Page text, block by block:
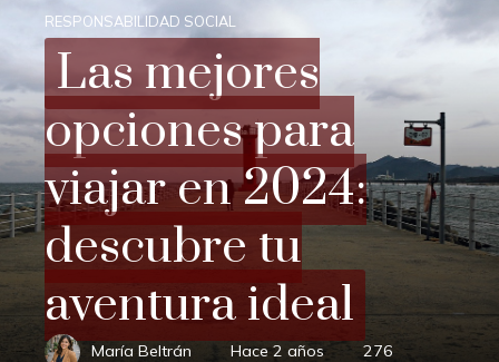
RESPONSABILIDAD SOCIAL
Las mejores
opciones para
viajar en 2024:
descubre tu
aventura ideal
María Beltrán Hace 2 años 276